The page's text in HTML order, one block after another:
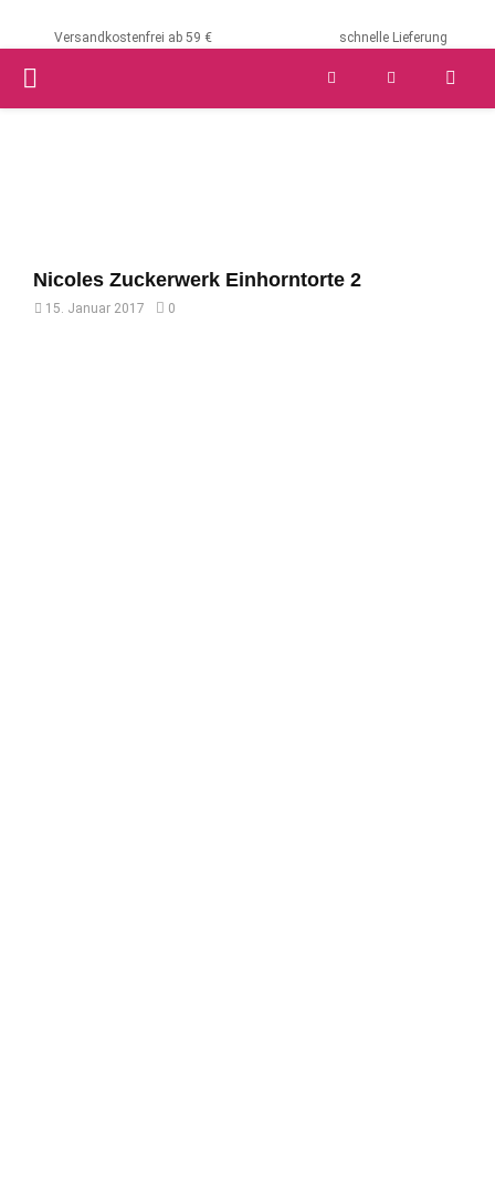
Versandkostenfrei ab 59 € schnelle Lieferung
PRIMARY
Nicoles Zuckerwerk Einhorntorte 2
15. Januar 2017 0